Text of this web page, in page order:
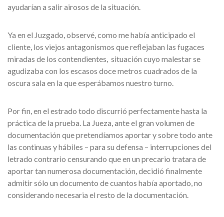
ayudarían a salir airosos de la situación.
Ya en el Juzgado, observé, como me había anticipado el
cliente, los viejos antagonismos que reflejaban las fugaces
miradas de los contendientes, situación cuyo malestar se
agudizaba con los escasos doce metros cuadrados de la
oscura sala en la que esperábamos nuestro turno.
Por fin, en el estrado todo discurrió perfectamente hasta la
práctica de la prueba. La Jueza, ante el gran volumen de
documentación que pretendíamos aportar y sobre todo ante
las continuas y hábiles – para su defensa – interrupciones del
letrado contrario censurando que en un precario tratara de
aportar tan numerosa documentación, decidió finalmente
admitir sólo un documento de cuantos había aportado, no
considerando necesaria el resto de la documentación.